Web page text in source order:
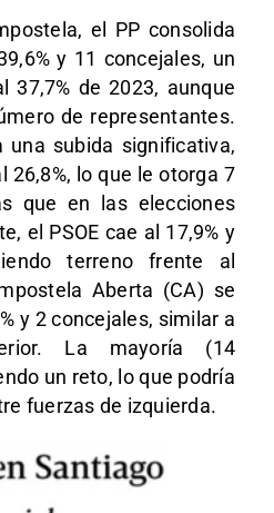
el PP consolida
y 11 concejales, un
37,7% de 2023, aunque
de representantes.
una subida significativa,
26,8%, lo que le otorga 7
que en las elecciones
el PSOE cae al 17,9% y
terreno frente al
Aberta (CA) se
y 2 concejales, similar a
La mayoría (14
un reto, lo que podría
fuerzas de izquierda.